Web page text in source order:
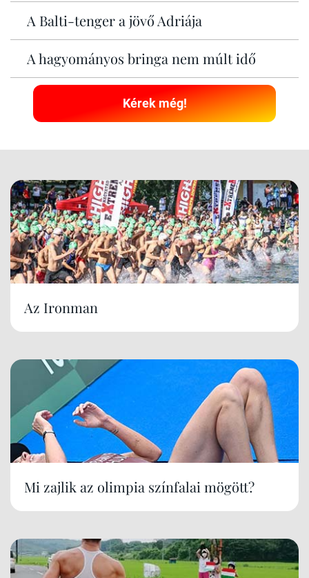
A Balti-tenger a jövő Adriája
A hagyományos bringa nem múlt idő
Kérek még!
Az Ironman
Mi zajlik az olimpia színfalai mögött?